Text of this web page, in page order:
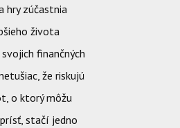
hry zúčastnia
života
finančných
že riskujú
o ktorý môžu
stačí jedno